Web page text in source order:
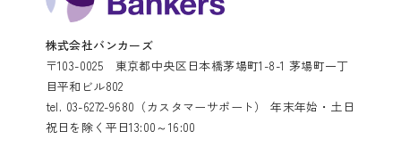
株式会社バンカーズ
〒103-0025 東京都中央区日本橋茅場町1-8-1 茅場町一丁
目平和ビル802
tel. 03-6272-9680（カスタマーサポート） 年末年始・土日
祝日を除く平日13:00～16:00